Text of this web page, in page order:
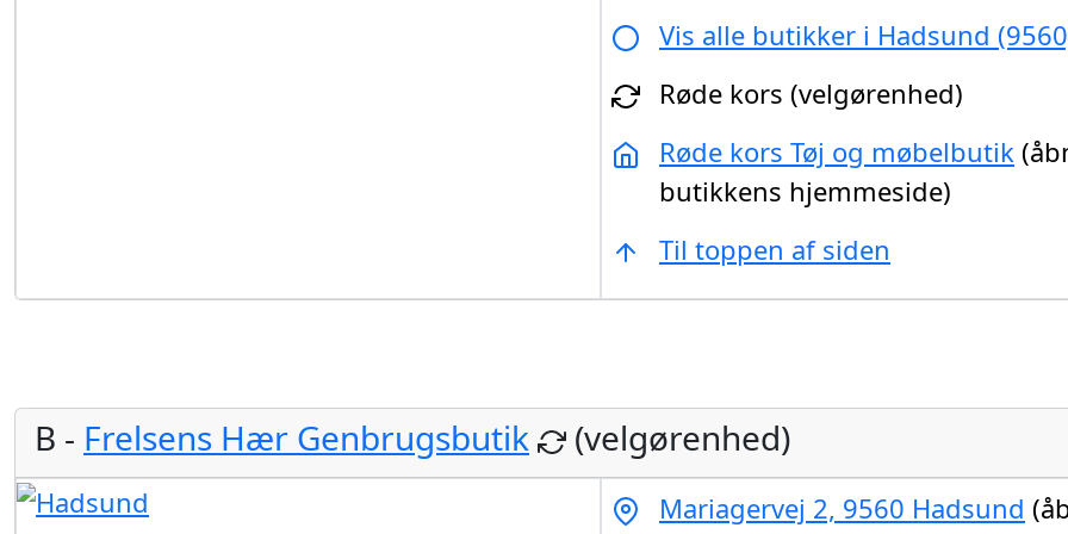
Vis alle butikker i Hadsund
Røde kors (velgørenhed)
Røde kors Tøj og møbelbutik
butikkens hjemmeside)
Til toppen af siden
B - Frelsens Hær Genbrugsbutik (velgørenhed)
Mariagervej 2, 9560 Hadsund